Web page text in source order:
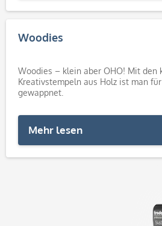
Woodies
Woodies – klein aber OHO! Mit den
Kreativstempeln aus Holz ist man
gewappnet.
Mehr lesen